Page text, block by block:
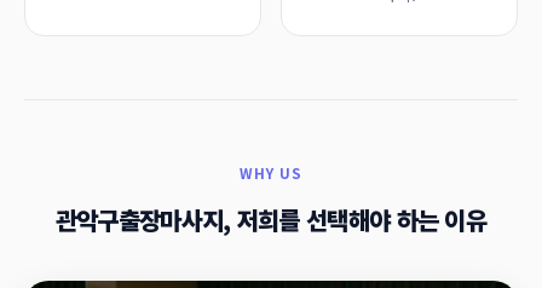
WHY US
관악구출장마사지, 저희를 선택해야 하는 이유